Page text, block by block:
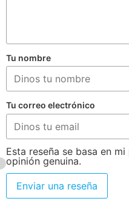
Tu nombre
Tu correo electrónico
Esta reseña se basa en
opinión genuina.
Enviar una reseña